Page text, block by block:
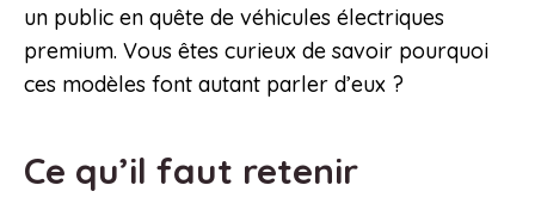
un public en quête de véhicules électriques
premium. Vous êtes curieux de savoir pourquoi
ces modèles font autant parler d’eux ?
Ce qu’il faut retenir